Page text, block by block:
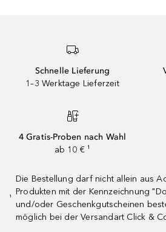
Schnelle Lieferung
1–3 Werktage Lieferzeit
4 Gratis-Proben nach Wahl
ab 10 € ¹
¹
Die Bestellung darf nicht allein aus
Produkten mit der Kennzeichnung
und/oder Geschenkgutscheinen
möglich bei der Versandart Click &